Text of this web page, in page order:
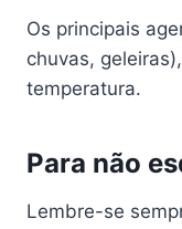
Os principais
chuvas,
temperatura.
Para não
Lembre-se